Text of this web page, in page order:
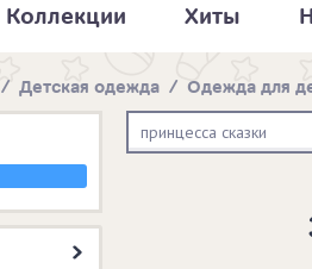
Коллекции Хиты
/ Детская одежда / Одежда для